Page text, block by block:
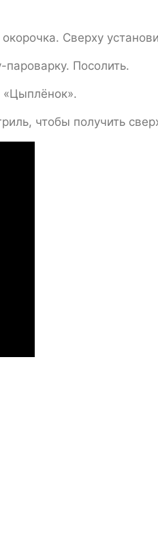
Сверху
пароварку. Посолить.
«Цыплёнок».
чтобы получить